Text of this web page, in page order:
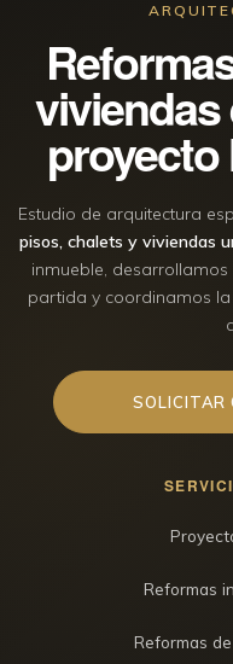
proyecto
Estudio de arquitectura
pisos, chalets y viviendas
inmueble,
partida y coordinamos
SOLICITAR
Reformas
Reformas